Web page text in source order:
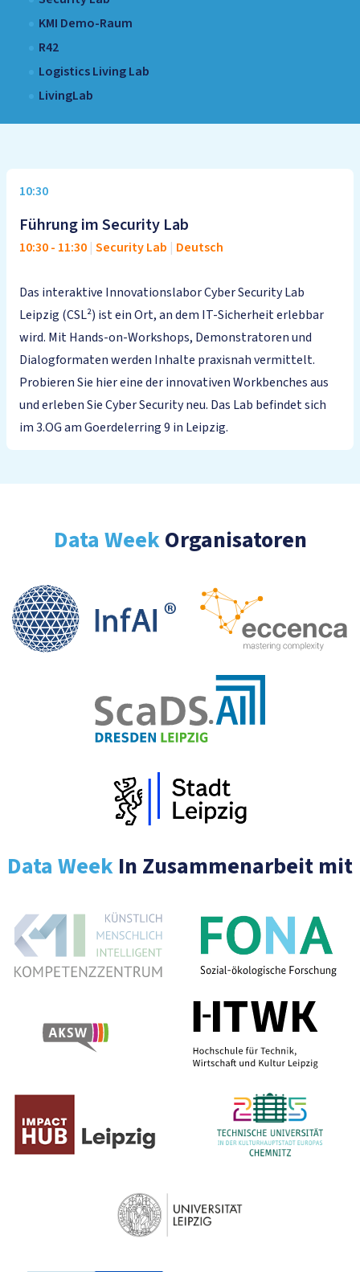
KMI Demo-Raum
R42
Logistics Living Lab
LivingLab
10:30
Führung im Security Lab
10:30- 11:30 | Security Lab | Deutsch
Das interaktive Innovationslabor Cyber Security Lab
Leipzig (CSL²) ist ein Ort, an dem IT-Sicherheit erlebbar
wird. Mit Hands-on-Workshops, Demonstratoren und
Dialogformaten werden Inhalte praxisnah vermittelt.
Probieren Sie hier eine der innovativen Workbenches aus
und erleben Sie Cyber Security neu. Das Lab befindet sich
im 3.OG am Goerdelerring 9 in Leipzig.
Data WeekOrganisatoren
Data Week In Zusammenarbeit mit